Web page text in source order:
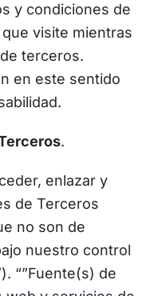
y condiciones de
visite mientras
terceros.
en este sentido
.
enlazar y
de Terceros
no son de
nuestro control
“”Fuente(s) de